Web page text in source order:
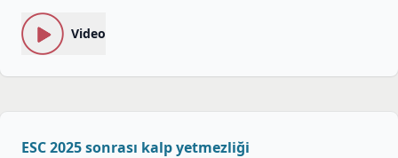
Video
ESC 2025 sonrası kalp yetmezliği